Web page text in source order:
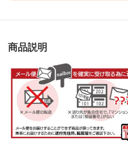
商品説明